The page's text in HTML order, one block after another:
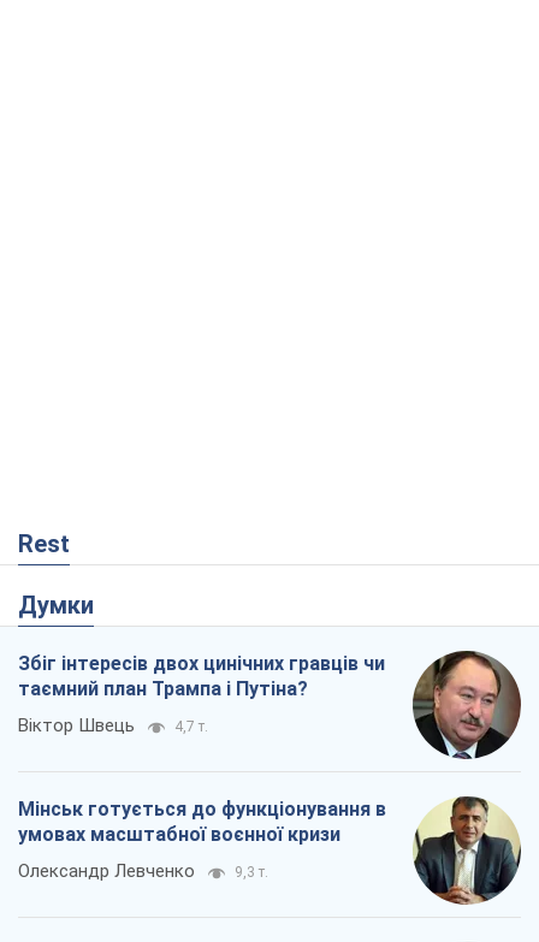
Rest
Думки
Збіг інтересів двох цинічних гравців чи
таємний план Трампа і Путіна?
Віктор Швець 4,7 т.
Мінськ готується до функціонування в
умовах масштабної воєнної кризи
Олександр Левченко 9,3 т.